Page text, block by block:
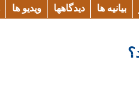
بیانیه ها دیدگاهها ویدیو ها